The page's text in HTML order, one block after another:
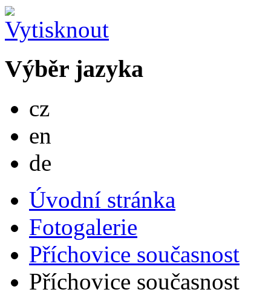
Výběr jazyka
cz
en
de
Úvodní stránka
Fotogalerie
Příchovice současnost
Příchovice současnost